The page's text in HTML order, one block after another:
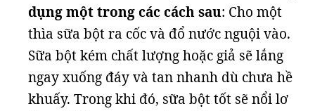
dụng một trong các cách sau: Cho một
thìa sữa bột ra cốc và đổ nước nguội vào.
Sữa bột kém chất lượng hoặc giả sẽ lắng
ngay xuống đáy và tan nhanh dù chưa hề
khuấy. Trong khi đó, sữa bột tốt sẽ nổi lơ